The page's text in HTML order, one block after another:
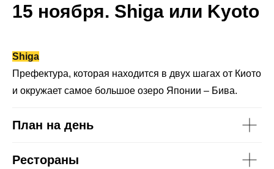
15 ноября. Shiga или Kyoto
Shiga
Префектура, которая находится в двух шагах от Киото
и окружает самое большое озеро Японии – Бива.
План на день
Рестораны